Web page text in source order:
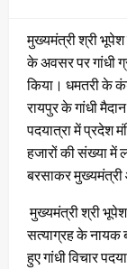
मुख्यमंत्री श्री भूपेश
के अवसर पर गांधी
किया। धमतरी के
रायपुर के गांधी
पदयात्रा में प्रदेश
हजारों की संख्या में
बरसाकर मुख्यमंत्री
मुख्यमंत्री श्री
सत्याग्रह के नायक
हुए गांधी विचार